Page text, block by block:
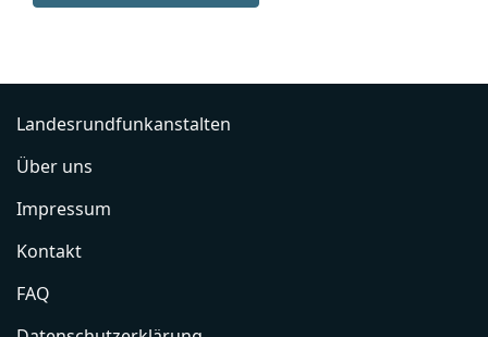
Landesrundfunkanstalten
Über uns
Impressum
Kontakt
FAQ